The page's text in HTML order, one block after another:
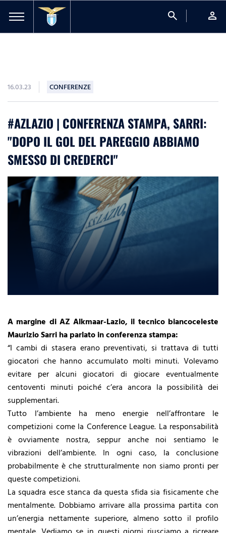
search person
16.03.23 CONFERENZE
#AZLAZIO | CONFERENZA STAMPA, SARRI:
"DOPO IL GOL DEL PAREGGIO ABBIAMO
SMESSO DI CREDERCI"
A margine di AZ Alkmaar-Lazio, il tecnico biancoceleste
Maurizio Sarri ha parlato in conferenza stampa:
“I cambi di stasera erano preventivati, si trattava di tutti
giocatori che hanno accumulato molti minuti. Volevamo
evitare per alcuni giocatori di giocare eventualmente
centoventi minuti poiché c’era ancora la possibilità dei
supplementari.
Tutto l’ambiente ha meno energie nell’affrontare le
competizioni come la Conference League. La responsabilità
è ovviamente nostra, seppur anche noi sentiamo le
vibrazioni dell’ambiente. In ogni caso, la conclusione
probabilmente è che strutturalmente non siamo pronti per
queste competizioni.
La squadra esce stanca da questa sfida sia fisicamente che
mentalmente. Dobbiamo arrivare alla prossima partita con
un’energia nettamente superiore, almeno sotto il profilo